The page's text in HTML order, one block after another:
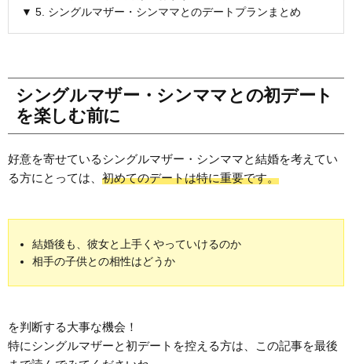
▼ 5. シングルマザー・シンママとのデートプランまとめ
シングルマザー・シンママとの初デート
を楽しむ前に
好意を寄せているシングルマザー・シンママと結婚を考えてい
る方にとっては、 初めてのデートは特に重要です。
結婚後も、彼女と上手くやっていけるのか
相手の子供との相性はどうか
を判断する大事な機会！
特にシングルマザーと初デートを控える方は、この記事を最後